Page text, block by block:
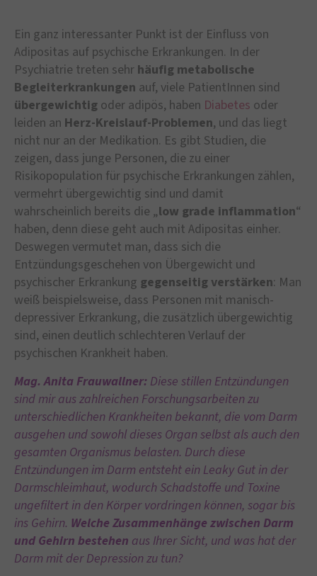
Ein ganz interessanter Punkt ist der Einfluss von
Adipositas auf psychische Erkrankungen. In der
Psychiatrie treten sehr häufig metabolische
Begleiterkrankungen auf, viele PatientInnen sind
übergewichtig oder adipös, haben Diabetes oder
leiden an Herz-Kreislauf-Problemen, und das liegt
nicht nur an der Medikation. Es gibt Studien, die
zeigen, dass junge Personen, die zu einer
Risikopopulation für psychische Erkrankungen zählen,
vermehrt übergewichtig sind und damit
wahrscheinlich bereits die „low grade inflammation“
haben, denn diese geht auch mit Adipositas einher.
Deswegen vermutet man, dass sich die
Entzündungsgeschehen von Übergewicht und
psychischer Erkrankung gegenseitig verstärken: Man
weiß beispielsweise, dass Personen mit manisch-
depressiver Erkrankung, die zusätzlich übergewichtig
sind, einen deutlich schlechteren Verlauf der
psychischen Krankheit haben.
Mag. Anita Frauwallner: Diese stillen Entzündungen
sind mir aus zahlreichen Forschungsarbeiten zu
unterschiedlichen Krankheiten bekannt, die vom Darm
ausgehen und sowohl dieses Organ selbst als auch den
gesamten Organismus belasten. Durch diese
Entzündungen im Darm entsteht ein Leaky Gut in der
Darmschleimhaut, wodurch Schadstoffe und Toxine
ungefiltert in den Körper vordringen können, sogar bis
ins Gehirn. Welche Zusammenhänge zwischen Darm
und Gehirn bestehen aus Ihrer Sicht, und was hat der
Darm mit der Depression zu tun?